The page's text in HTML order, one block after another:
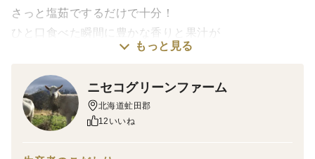
さっと塩茹でするだけで十分！
ひと口食べた瞬間に豊かな香りと果汁が
お口いっぱいに広がって幸福が訪れます。
けする商品です。
※お届けするのは写真のＢ級品１ｋｇとなります。
もっと見る
ニセコグリーンファーム
北海道虻田郡
12いいね